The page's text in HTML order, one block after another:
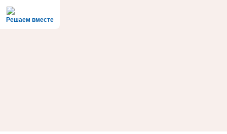
Решаем вместе